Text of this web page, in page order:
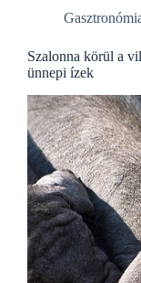
Szalonna körül a
ünnepi ízek